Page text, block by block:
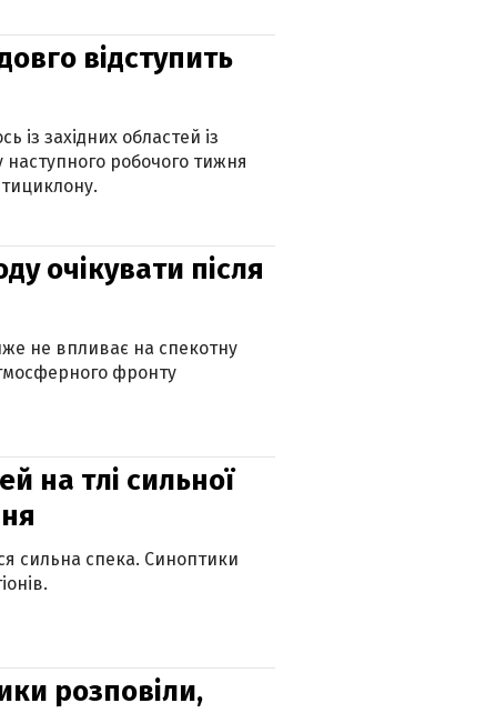
відступить
із західних областей із
робочого тижня
очікувати після
не впливає на спекотну
фронту
на тлі сильної
сильна спека. Синоптики
розповіли,